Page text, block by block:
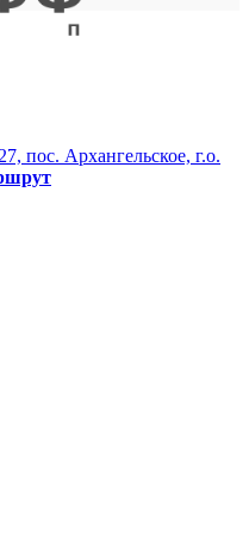
пос. Архангельское, г.о.